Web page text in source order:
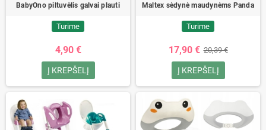
BabyOno piltuvėlis galvai plauti
Turime
4,90 €
Į KREPŠELĮ
Maltex sėdynė maudynėms Panda
Turime
17,90 € 20,39 €
Į KREPŠELĮ